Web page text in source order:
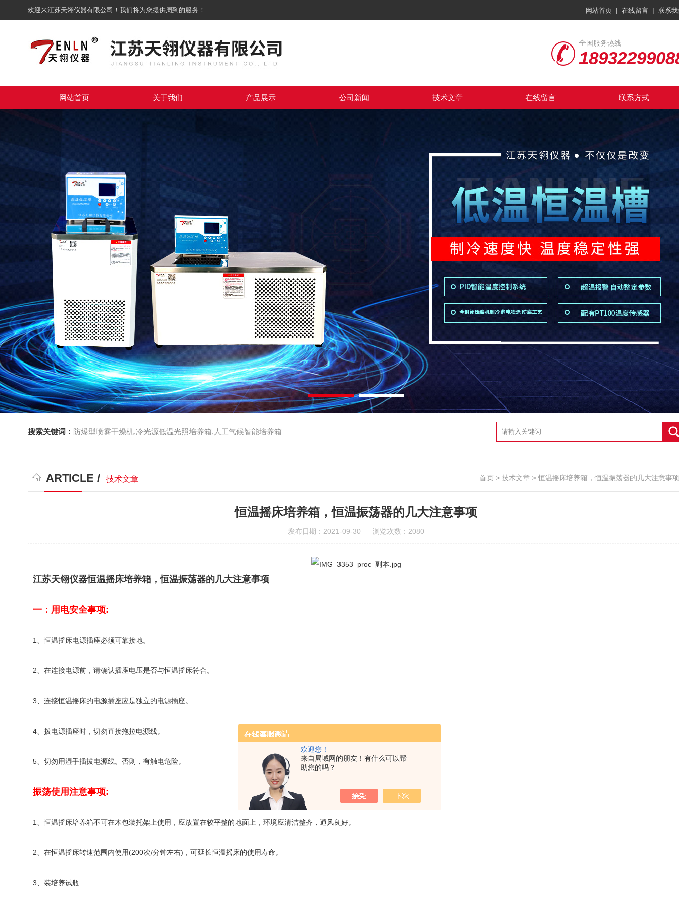
欢迎您！
来自局域网的朋友！有什么可以帮
助您的吗？
欢迎来江苏天翎仪器有限公司！我们将为您提供周到的服务！ 网站首页 | 在线留言 | 联系
全国服务热线
网站首页 关于我们 产品展示 公司新闻 技术文章 在线留言 联系方式
搜索关键词： 防爆型喷雾干燥机,冷光源低温光照培养箱,人工气候智能培养箱
ARTICLE / 技术文章 首页 > 技术文章 > 恒温摇床培养箱，恒温振荡器的几大注意事项
恒温摇床培养箱，恒温振荡器的几大注意事项
发布日期：2021-09-30 浏览次数：2080
江苏天翎仪器恒温摇床培养箱，恒温振荡器的几大注意事项
一：用电安全事项:
1、恒温摇床电源插座必须可靠接地。
2、在连接电源前，请确认插座电压是否与恒温摇床符合。
3、连接恒温摇床的电源插座应是独立的电源插座。
4、拨电源插座时，切勿直接拖拉电源线。
5、切勿用湿手插拔电源线。否则，有触电危险。
振荡使用注意事项:
1、恒温摇床培养箱不可在木包装托架上使用，应放置在较平整的地面上，环境应清洁整齐，通风良好。
2、在恒温摇床转速范围内使用(200次/分钟左右)，可延长恒温摇床的使用寿命。
3、装培养试瓶: